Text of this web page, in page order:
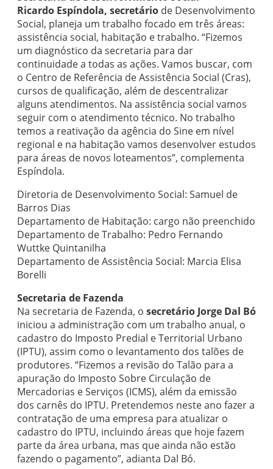
Ricardo Espíndola, secretário de Desenvolvimento
Social, planeja um trabalho focado em três áreas:
assistência social, habitação e trabalho. “Fizemos
um diagnóstico da secretaria para dar
continuidade a todas as ações. Vamos buscar, com
o Centro de Referência de Assistência Social (Cras),
cursos de qualificação, além de descentralizar
alguns atendimentos. Na assistência social vamos
seguir com o atendimento técnico. No trabalho
temos a reativação da agência do Sine em nível
regional e na habitação vamos desenvolver estudos
para áreas de novos loteamentos”, complementa
Espíndola.
Diretoria de Desenvolvimento Social: Samuel de
Barros Dias
Departamento de Habitação: cargo não preenchido
Departamento de Trabalho: Pedro Fernando
Wuttke Quintanilha
Departamento de Assistência Social: Marcia Elisa
Borelli
Secretaria de Fazenda
Na secretaria de Fazenda, o secretário Jorge Dal Bó
iniciou a administração com um trabalho anual, o
cadastro do Imposto Predial e Territorial Urbano
(IPTU), assim como o levantamento dos talões de
produtores. “Fizemos a revisão do Talão para a
apuração do Imposto Sobre Circulação de
Mercadorias e Serviços (ICMS), além da emissão
dos carnês do IPTU. Pretendemos neste ano fazer a
contratação de uma empresa para atualizar o
cadastro do IPTU, incluindo áreas que hoje fazem
parte da área urbana, mas que ainda não estão
fazendo o pagamento”, adianta Dal Bó.